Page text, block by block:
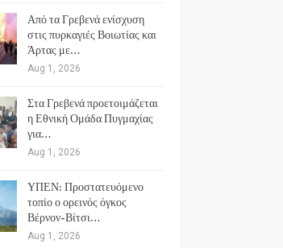
Από τα Γρεβενά ενίσχυση
στις πυρκαγιές Βοιωτίας και
Άρτας με…
Aug 1, 2026
Στα Γρεβενά προετοιμάζεται
η Εθνική Ομάδα Πυγμαχίας
για…
Aug 1, 2026
ΥΠΕΝ: Προστατευόμενο
τοπίο ο ορεινός όγκος
Βέρνον-Βίτσι…
Aug 1, 2026